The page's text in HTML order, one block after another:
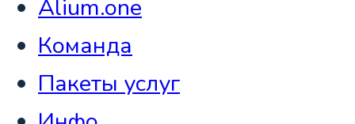
Alium.one
Команда
Пакеты услуг